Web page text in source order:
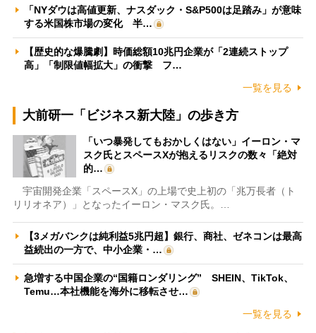
「NYダウは高値更新、ナスダック・S&P500は足踏み」が意味
する米国株市場の変化 半…
【歴史的な爆騰劇】時価総額10兆円企業が「2連続ストップ
高」「制限値幅拡大」の衝撃 フ…
一覧を見る
大前研一「ビジネス新大陸」の歩き方
「いつ暴発してもおかしくはない」イーロン・マ
スク氏とスペースXが抱えるリスクの数々「絶対
的…
宇宙開発企業「スペースX」の上場で史上初の「兆万長者（ト
リリオネア）」となったイーロン・マスク氏。…
【3メガバンクは純利益5兆円超】銀行、商社、ゼネコンは最高
益続出の一方で、中小企業・…
急増する中国企業の“国籍ロンダリング” SHEIN、TikTok、
Temu…本社機能を海外に移転させ…
一覧を見る